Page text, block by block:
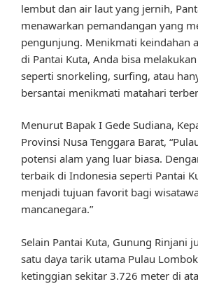
lembut dan air laut yang jernih,
menawarkan pemandangan yang
pengunjung. Menikmati keindahan
di Pantai Kuta, Anda bisa
seperti snorkeling, surfing, atau
bersantai menikmati matahari
Menurut Bapak I Gede Sudiana,
Provinsi Nusa Tenggara Barat,
potensi alam yang luar biasa.
terbaik di Indonesia seperti Pantai
menjadi tujuan favorit bagi
mancanegara.”
Selain Pantai Kuta, Gunung Rinjani
satu daya tarik utama Pulau
ketinggian sekitar 3.726 meter di